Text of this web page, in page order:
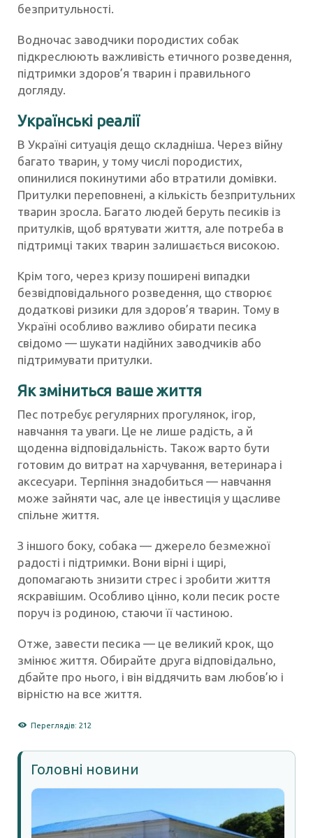
безпритульності.
Водночас заводчики породистих собак
підкреслюють важливість етичного розведення,
підтримки здоров’я тварин і правильного
догляду.
Українські реалії
В Україні ситуація дещо складніша. Через війну
багато тварин, у тому числі породистих,
опинилися покинутими або втратили домівки.
Притулки переповнені, а кількість безпритульних
тварин зросла. Багато людей беруть песиків із
притулків, щоб врятувати життя, але потреба в
підтримці таких тварин залишається високою.
Крім того, через кризу поширені випадки
безвідповідального розведення, що створює
додаткові ризики для здоров’я тварин. Тому в
Україні особливо важливо обирати песика
свідомо — шукати надійних заводчиків або
підтримувати притулки.
Як зміниться ваше життя
Пес потребує регулярних прогулянок, ігор,
навчання та уваги. Це не лише радість, а й
щоденна відповідальність. Також варто бути
готовим до витрат на харчування, ветеринара і
аксесуари. Терпіння знадобиться — навчання
може зайняти час, але це інвестиція у щасливе
спільне життя.
З іншого боку, собака — джерело безмежної
радості і підтримки. Вони вірні і щирі,
допомагають знизити стрес і зробити життя
яскравішим. Особливо цінно, коли песик росте
поруч із родиною, стаючи її частиною.
Отже, завести песика — це великий крок, що
змінює життя. Обирайте друга відповідально,
дбайте про нього, і він віддячить вам любов’ю і
вірністю на все життя.
Переглядів: 212
Головні новини